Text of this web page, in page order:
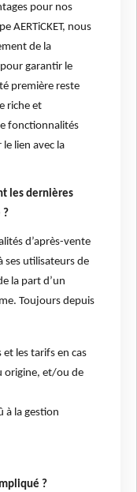
pour nos
AERTiCKET, nous
de la
garantir le
première reste
riche et
fonctionnalités
lien avec la
les dernières
?
d’après-vente
ses utilisateurs de
la part d’un
Toujours depuis
les tarifs en cas
origine, et/ou de
à la gestion
?